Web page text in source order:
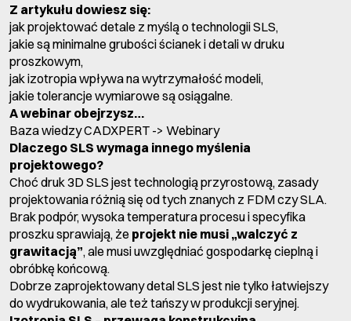
Z artykułu dowiesz się:
jak projektować detale z myślą o technologii SLS,
jakie są minimalne grubości ścianek i detali w druku
proszkowym,
jak izotropia wpływa na wytrzymałość modeli,
jakie tolerancje wymiarowe są osiągalne.
A webinar obejrzysz…
Baza wiedzy CADXPERT -> Webinary
Dlaczego SLS wymaga innego myślenia
projektowego?
Choć druk 3D SLS jest technologią przyrostową, zasady
projektowania różnią się od tych znanych z FDM czy SLA.
Brak podpór, wysoka temperatura procesu i specyfika
proszku sprawiają, że projekt nie musi „walczyć z
grawitacją”, ale musi uwzględniać gospodarkę cieplną i
obróbkę końcową.
Dobrze zaprojektowany detal SLS jest nie tylko łatwiejszy
do wydrukowania, ale też tańszy w produkcji seryjnej.